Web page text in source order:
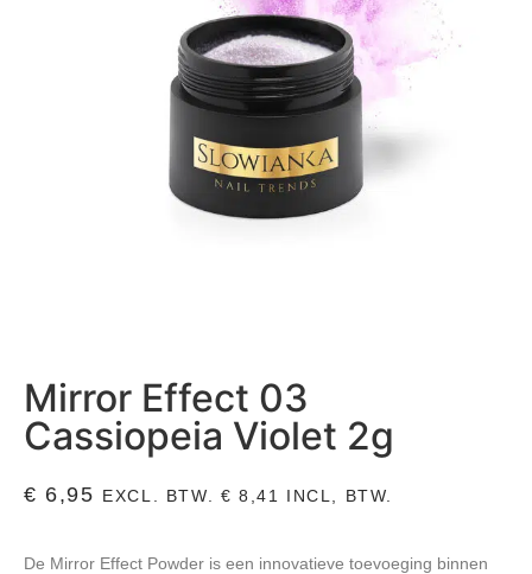
Mirror Effect 03
Cassiopeia Violet 2g
€ 6,95 EXCL. BTW. € 8,41 INCL, BTW.
De Mirror Effect Powder is een innovatieve toevoeging binnen